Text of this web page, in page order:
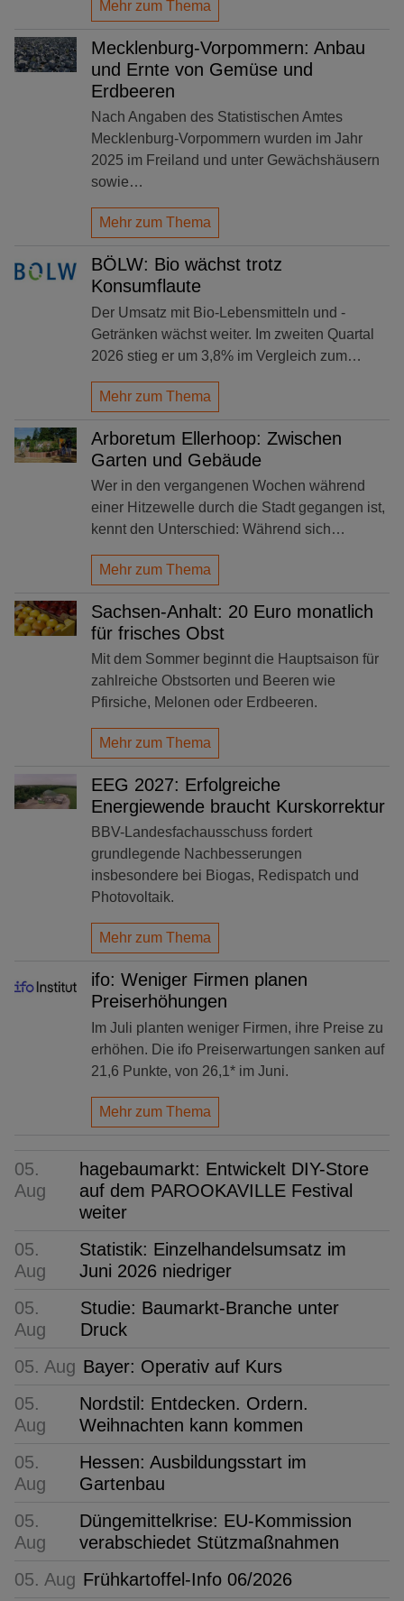
Mehr zum Thema
Mecklenburg-Vorpommern: Anbau
und Ernte von Gemüse und
Erdbeeren
Nach Angaben des Statistischen Amtes
Mecklenburg-Vorpommern wurden im Jahr
2025 im Freiland und unter Gewächshäusern
sowie…
Mehr zum Thema
BÖLW: Bio wächst trotz
Konsumflaute
Der Umsatz mit Bio-Lebensmitteln und -
Getränken wächst weiter. Im zweiten Quartal
2026 stieg er um 3,8% im Vergleich zum…
Mehr zum Thema
Arboretum Ellerhoop: Zwischen
Garten und Gebäude
Wer in den vergangenen Wochen während
einer Hitzewelle durch die Stadt gegangen ist,
kennt den Unterschied: Während sich…
Mehr zum Thema
Sachsen-Anhalt: 20 Euro monatlich
für frisches Obst
Mit dem Sommer beginnt die Hauptsaison für
zahlreiche Obstsorten und Beeren wie
Pfirsiche, Melonen oder Erdbeeren.
Mehr zum Thema
EEG 2027: Erfolgreiche
Energiewende braucht Kurskorrektur
BBV-Landesfachausschuss fordert
grundlegende Nachbesserungen
insbesondere bei Biogas, Redispatch und
Photovoltaik.
Mehr zum Thema
ifo: Weniger Firmen planen
Preiserhöhungen
Im Juli planten weniger Firmen, ihre Preise zu
erhöhen. Die ifo Preiserwartungen sanken auf
21,6 Punkte, von 26,1* im Juni.
Mehr zum Thema
05.
Aug
hagebaumarkt: Entwickelt DIY-Store
auf dem PAROOKAVILLE Festival
weiter
05.
Aug
Statistik: Einzelhandelsumsatz im
Juni 2026 niedriger
05.
Aug
Studie: Baumarkt-Branche unter
Druck
05. Aug Bayer: Operativ auf Kurs
05.
Aug
Nordstil: Entdecken. Ordern.
Weihnachten kann kommen
05.
Aug
Hessen: Ausbildungsstart im
Gartenbau
05.
Aug
Düngemittelkrise: EU-Kommission
verabschiedet Stützmaßnahmen
05. Aug Frühkartoffel-Info 06/2026